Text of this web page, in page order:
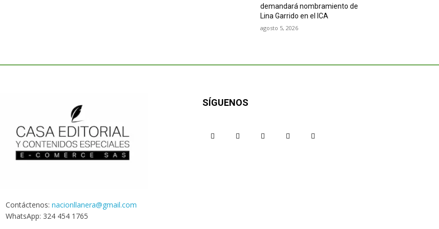
demandará nombramiento de
Lina Garrido en el ICA
agosto 5, 2026
Contáctenos: nacionllanera@gmail.com
WhatsApp: 324 454 1765
SÍGUENOS